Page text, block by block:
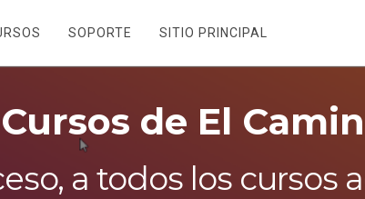
SOPORTE SITIO PRINCIPAL
de El
a todos los cursos